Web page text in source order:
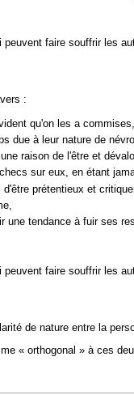
peuvent faire souffrir les
:
qu'on les a commises,
due à leur nature de
raison de l'être et
sur eux, en étant
prétentieux et
une tendance à fuir ses
peuvent faire souffrir les
de nature entre la
« orthogonal » à ces